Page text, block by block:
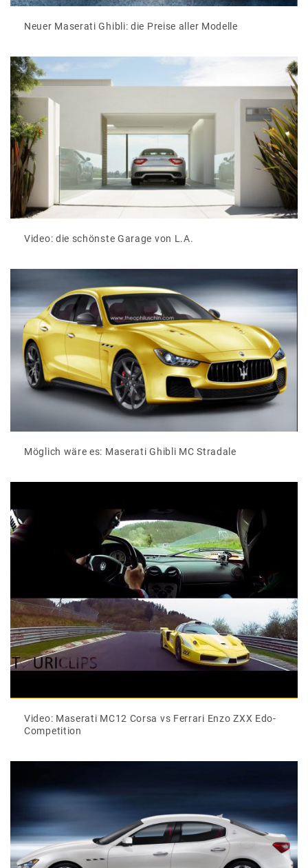
Neuer Maserati Ghibli: die Preise aller Modelle
Video: die schönste Garage von L.A.
Möglich wäre es: Maserati Ghibli MC Stradale
Video: Maserati MC12 Corsa vs Ferrari Enzo ZXX Edo-
Competition